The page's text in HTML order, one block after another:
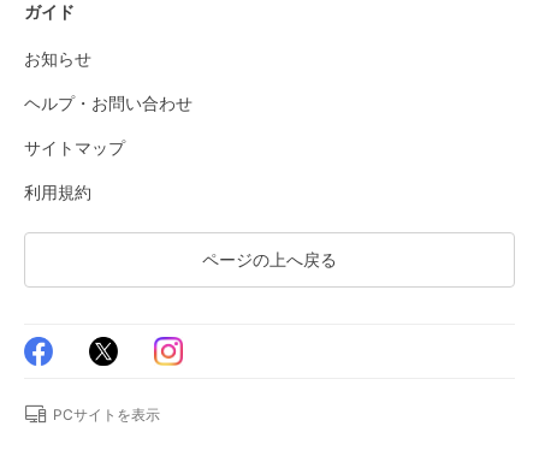
ガイド
お知らせ
ヘルプ・お問い合わせ
サイトマップ
利用規約
ページの上へ戻る
PCサイトを表示